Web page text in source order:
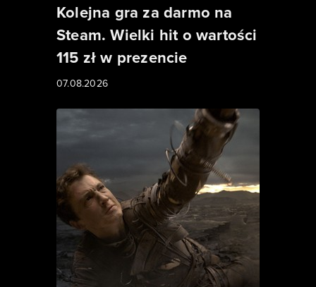
Kolejna gra za darmo na
Steam. Wielki hit o wartości
115 zł w prezencie
07.08.2026